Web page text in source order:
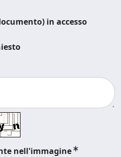
in accesso
nell'immagine